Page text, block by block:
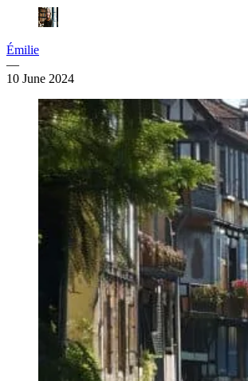
Émilie
—
10 June 2024